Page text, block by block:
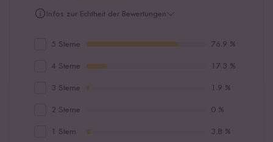
Infos zur Echtheit der Bewertungen
5 Sterne 76.9 %
4 Sterne 17.3 %
3 Sterne 1.9 %
2 Sterne 0 %
1 Stern 3.8 %